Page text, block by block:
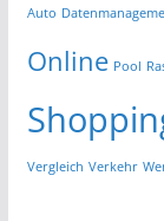
Auto
Online Pool
Vergleich Verkehr